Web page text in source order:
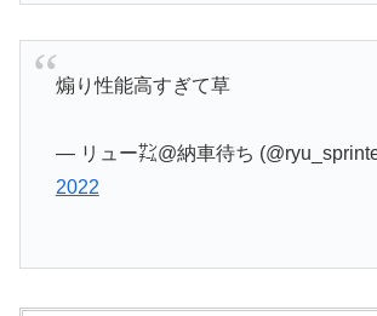
煽り性能高すぎて草
— リュー㌠@納車待ち
2022